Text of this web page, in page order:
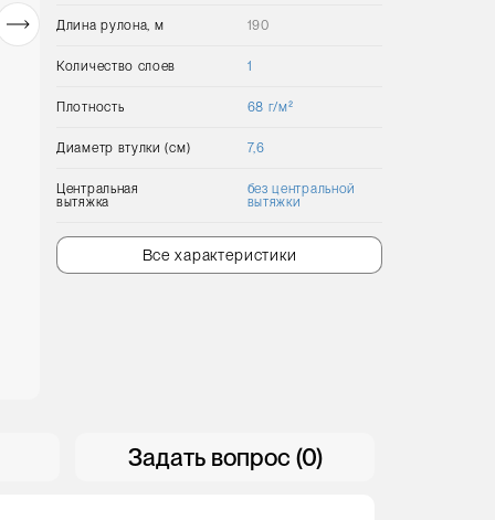
Длина рулона, м 190
Количество слоев 1
Плотность 68 г/м²
Диаметр втулки (см) 7,6
Центральная
вытяжка
без центральной
вытяжки
Все характеристики
Задать вопрос (0)